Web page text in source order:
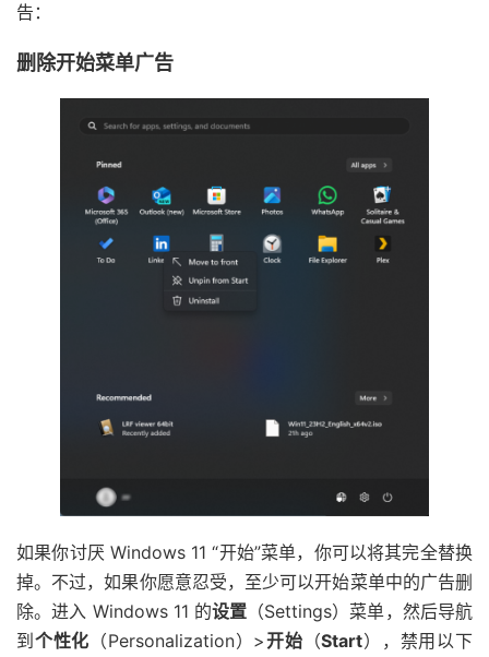
告：
删除开始菜单广告
如果你讨厌 Windows 11 “开始”菜单，你可以将其完全替换
掉。不过，如果你愿意忍受，至少可以开始菜单中的广告删
除。进入 Windows 11 的设置 （Settings）菜单，然后导航
到 个性化 （Personalization）>开始 （Start），禁用以下